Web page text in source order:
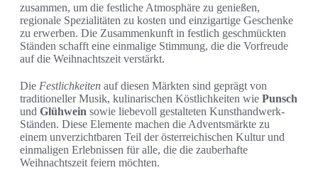
zusammen, um die festliche Atmosphäre zu genießen,
regionale Spezialitäten zu kosten und einzigartige Geschenke
zu erwerben. Die Zusammenkunft in festlich geschmückten
Ständen schafft eine einmalige Stimmung, die die Vorfreude
auf die Weihnachtszeit verstärkt.
Die Festlichkeiten auf diesen Märkten sind geprägt von
traditioneller Musik, kulinarischen Köstlichkeiten wie Punsch
und Glühwein sowie liebevoll gestalteten Kunsthandwerk-
Ständen. Diese Elemente machen die Adventsmärkte zu
einem unverzichtbaren Teil der österreichischen Kultur und
einmaligen Erlebnissen für alle, die die zauberhafte
Weihnachtszeit feiern möchten.